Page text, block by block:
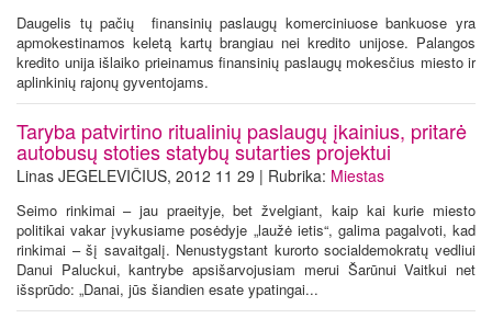
Daugelis tų pačių finansinių paslaugų komerciniuose bankuose yra
apmokestinamos keletą kartų brangiau nei kredito unijose. Palangos
kredito unija išlaiko prieinamus finansinių paslaugų mokesčius miesto ir
aplinkinių rajonų gyventojams.
Taryba patvirtino ritualinių paslaugų įkainius, pritarė
autobusų stoties statybų sutarties projektui
Linas JEGELEVIČIUS, 2012 11 29 | Rubrika: Miestas
Seimo rinkimai – jau praeityje, bet žvelgiant, kaip kai kurie miesto
politikai vakar įvykusiame posėdyje „laužė ietis“, galima pagalvoti, kad
rinkimai – šį savaitgalį. Nenustygstant kurorto socialdemokratų vedliui
Danui Paluckui, kantrybe apsišarvojusiam merui Šarūnui Vaitkui net
išsprūdo: „Danai, jūs šiandien esate ypatingai...